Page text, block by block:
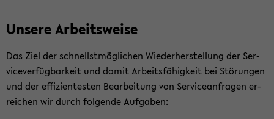
Un­se­re Ar­beits­wei­se
Das Ziel der schnellst­mög­li­chen Wie­der­her­stel­lung der Ser­
vice­ver­füg­bar­keit und damit Ar­beits­fä­hig­keit bei Stö­run­gen
und der ef­fi­zi­en­tes­ten Be­ar­bei­tung von Ser­vice­an­fra­gen er­
rei­chen wir durch fol­gen­de Auf­ga­ben: